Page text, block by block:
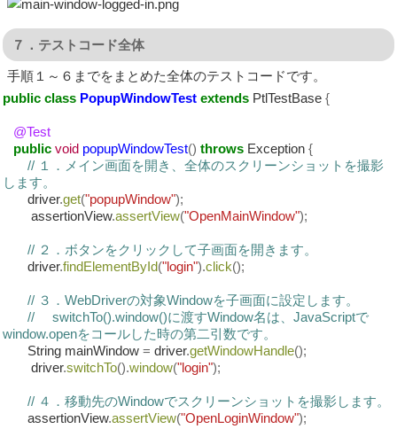
７．テストコード全体
手順１～６までをまとめた全体のテストコードです。
public class PopupWindowTest extends PtlTestBase {
@Test
public void popupWindowTest() throws Exception {
// １．メイン画面を開き、全体のスクリーンショットを撮影
します。
driver.get("popupWindow");
assertionView.assertView("OpenMainWindow");
// ２．ボタンをクリックして子画面を開きます。
driver.findElementById("login").click();
// ３．WebDriverの対象Windowを子画面に設定します。
// switchTo().window()に渡すWindow名は、JavaScriptで
window.openをコールした時の第二引数です。
String mainWindow = driver.getWindowHandle();
driver.switchTo().window("login");
// ４．移動先のWindowでスクリーンショットを撮影します。
assertionView.assertView("OpenLoginWindow");